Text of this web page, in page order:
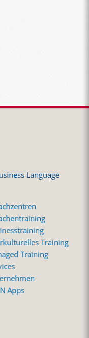
Language
Training
Training
Apps